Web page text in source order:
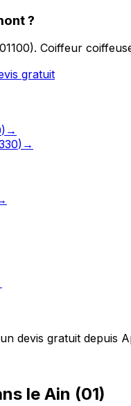
?
01100). Coiffeur
gratuit
) →
) →
devis gratuit depuis
le Ain (01)